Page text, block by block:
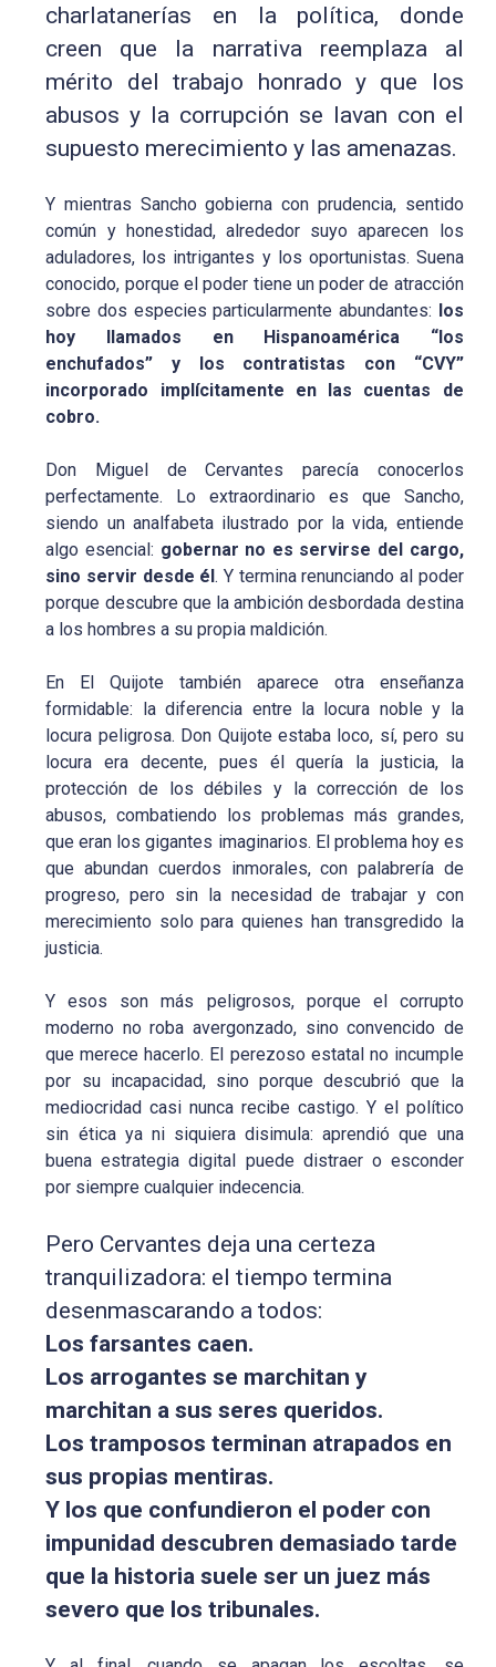
charlatanerías en la política, donde
creen que la narrativa reemplaza al
mérito del trabajo honrado y que los
abusos y la corrupción se lavan con el
supuesto merecimiento y las amenazas.
Y mientras Sancho gobierna con prudencia, sentido
común y honestidad, alrededor suyo aparecen los
aduladores, los intrigantes y los oportunistas. Suena
conocido, porque el poder tiene un poder de atracción
sobre dos especies particularmente abundantes: los
hoy llamados en Hispanoamérica “los
enchufados” y los contratistas con “CVY”
incorporado implícitamente en las cuentas de
cobro.
Don Miguel de Cervantes parecía conocerlos
perfectamente. Lo extraordinario es que Sancho,
siendo un analfabeta ilustrado por la vida, entiende
algo esencial: gobernar no es servirse del cargo,
sino servir desde él. Y termina renunciando al poder
porque descubre que la ambición desbordada destina
a los hombres a su propia maldición.
En El Quijote también aparece otra enseñanza
formidable: la diferencia entre la locura noble y la
locura peligrosa. Don Quijote estaba loco, sí, pero su
locura era decente, pues él quería la justicia, la
protección de los débiles y la corrección de los
abusos, combatiendo los problemas más grandes,
que eran los gigantes imaginarios. El problema hoy es
que abundan cuerdos inmorales, con palabrería de
progreso, pero sin la necesidad de trabajar y con
merecimiento solo para quienes han transgredido la
justicia.
Y esos son más peligrosos, porque el corrupto
moderno no roba avergonzado, sino convencido de
que merece hacerlo. El perezoso estatal no incumple
por su incapacidad, sino porque descubrió que la
mediocridad casi nunca recibe castigo. Y el político
sin ética ya ni siquiera disimula: aprendió que una
buena estrategia digital puede distraer o esconder
por siempre cualquier indecencia.
Pero Cervantes deja una certeza
tranquilizadora: el tiempo termina
desenmascarando a todos:
Los farsantes caen.
Los arrogantes se marchitan y
marchitan a sus seres queridos.
Los tramposos terminan atrapados en
sus propias mentiras.
Y los que confundieron el poder con
impunidad descubren demasiado tarde
que la historia suele ser un juez más
severo que los tribunales.